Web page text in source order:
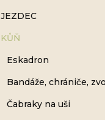
JEZDEC
KŮŇ
Eskadron
Bandáže, chrániče,
Čabraky na uši